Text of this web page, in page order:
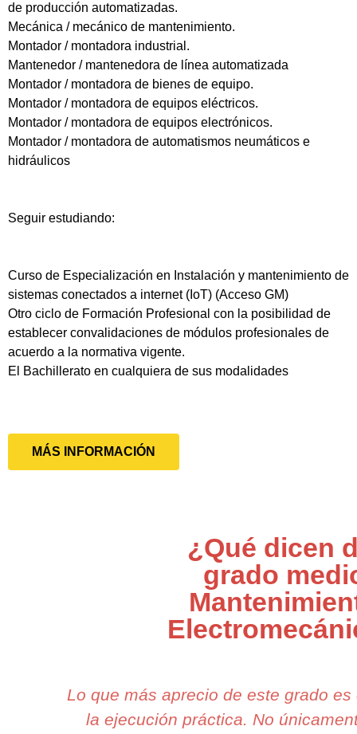
de producción automatizadas.
Mecánica / mecánico de mantenimiento.
Montador / montadora industrial.
Mantenedor / mantenedora de línea automatizada
Montador / montadora de bienes de equipo.
Montador / montadora de equipos eléctricos.
Montador / montadora de equipos electrónicos.
Montador / montadora de automatismos neumáticos e
hidráulicos
Seguir estudiando:
Curso de Especialización en Instalación y mantenimiento de
sistemas conectados a internet (IoT) (Acceso GM)
Otro ciclo de Formación Profesional con la posibilidad de
establecer convalidaciones de módulos profesionales de
acuerdo a la normativa vigente.
El Bachillerato en cualquiera de sus modalidades
MÁS INFORMACIÓN
¿Qué dicen
grado
Lo que más aprecio de este grado
la ejecución práctica. No